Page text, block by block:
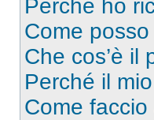
Perché ho
Come
Che cos’è il
Perché il
Come